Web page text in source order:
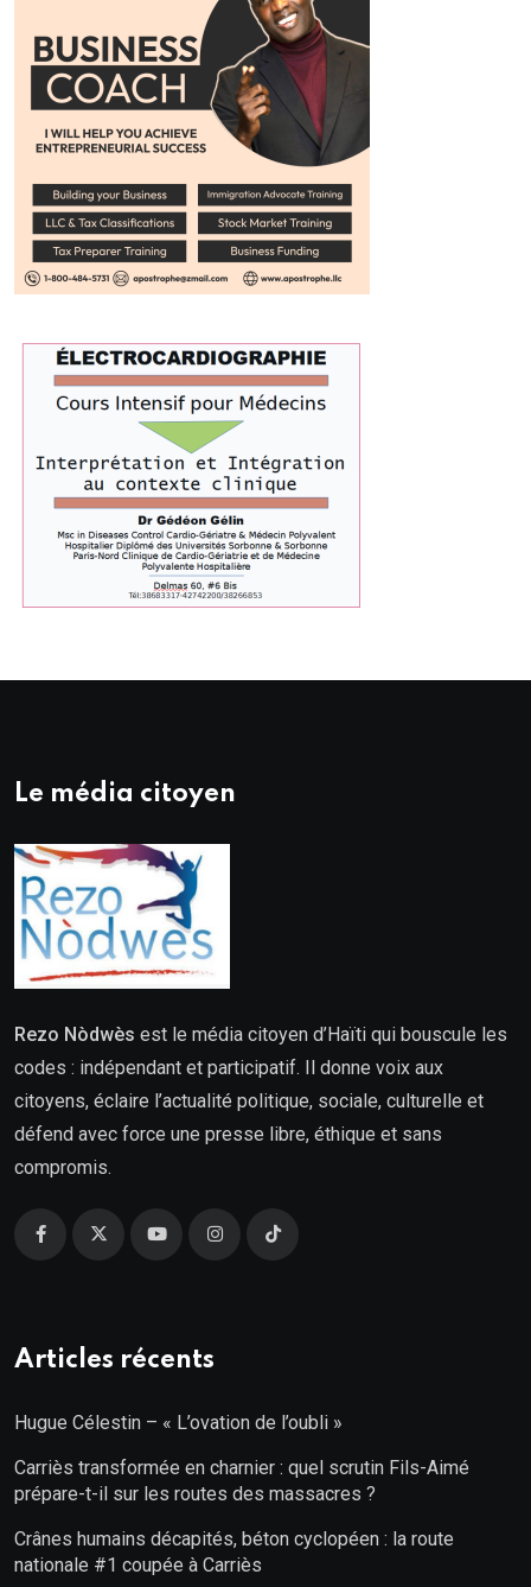
Le média citoyen
Rezo Nòdwès est le média citoyen d’Haïti qui bouscule les
codes : indépendant et participatif. Il donne voix aux
citoyens, éclaire l’actualité politique, sociale, culturelle et
défend avec force une presse libre, éthique et sans
compromis.
Articles récents
Hugue Célestin – « L’ovation de l’oubli »
Carriès transformée en charnier : quel scrutin Fils-Aimé
prépare-t-il sur les routes des massacres ?
Crânes humains décapités, béton cyclopéen : la route
nationale #1 coupée à Carriès